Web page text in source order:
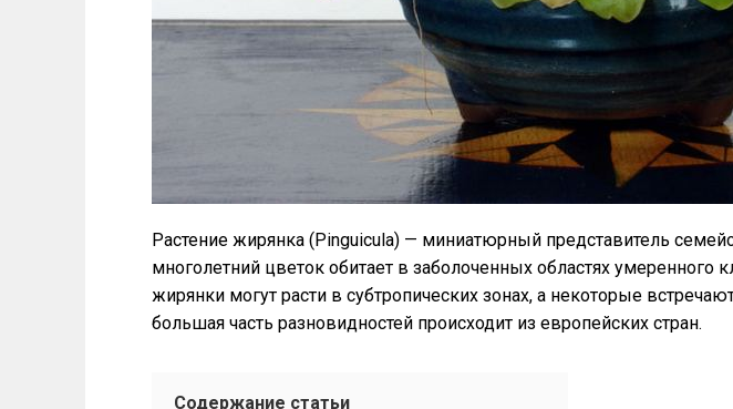
Растение жирянка (Pinguicula) — миниатюрный представитель
многолетний цветок обитает в заболоченных областях умеренного
жирянки могут расти в субтропических зонах, а некоторые
большая часть разновидностей происходит из европейских стран.
Содержание статьи